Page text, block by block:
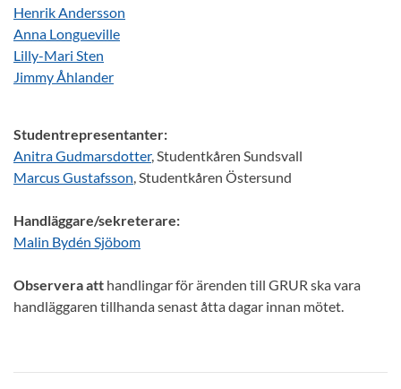
Henrik Andersson
Anna Longueville
Lilly-Mari Sten
Jimmy Åhlander
Studentrepresentanter:
Anitra Gudmarsdotter, Studentkåren Sundsvall
Marcus Gustafsson, Studentkåren Östersund
Handläggare/sekreterare:
Malin Bydén Sjöbom
Observera att handlingar för ärenden till GRUR ska vara
handläggaren tillhanda senast åtta dagar innan mötet.